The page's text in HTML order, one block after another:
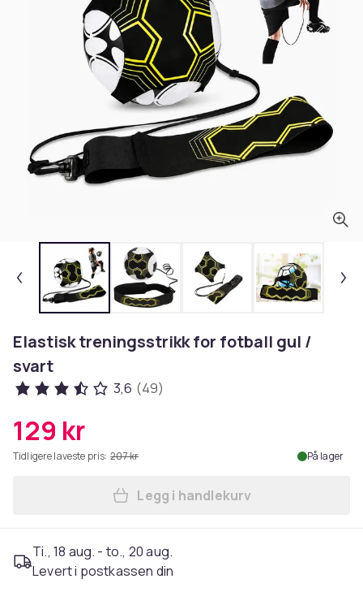
Elastisk treningsstrikk for fotball gul /
svart
3,6 (49)
129 kr
Tidligere laveste pris: 207 kr På lager
Legg Elastisk
Legg i handlekurv
Ti., 18 aug. - to., 20 aug.
Levert i postkassen din